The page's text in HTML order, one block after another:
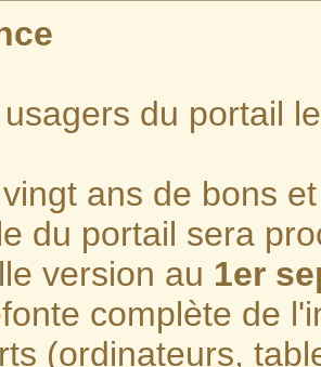
du portail
ans de bons
du portail sera
version au 1er
complète de
(ordinateurs,